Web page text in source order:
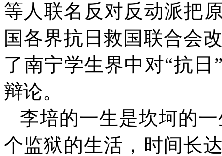
等人联名反对反动派把
国各界抗日救国联合会
了南宁学生界中对“抗日
辩论。
李培的一生是坎坷的
个监狱的生活，时间长